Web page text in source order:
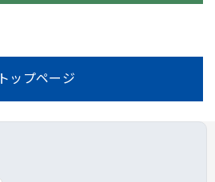
トップページ